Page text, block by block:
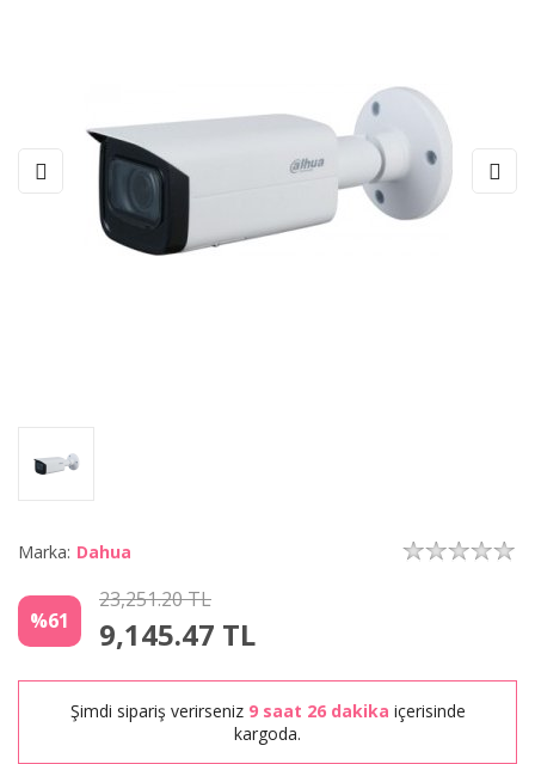
Marka: Dahua
%61
23,251.20 TL
9,145.47 TL
Şimdi sipariş verirseniz 9 saat 26 dakika içerisinde
kargoda.